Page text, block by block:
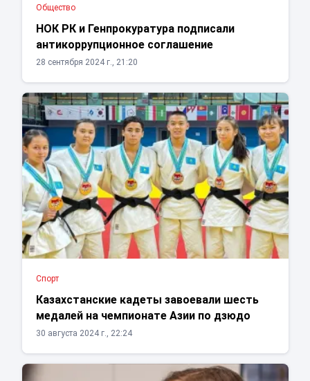
Общество
НОК РК и Генпрокуратура подписали
антикоррупционное соглашение
28 сентября 2024 г., 21:20
Спорт
Казахстанские кадеты завоевали шесть
медалей на чемпионате Азии по дзюдо
30 августа 2024 г., 22:24